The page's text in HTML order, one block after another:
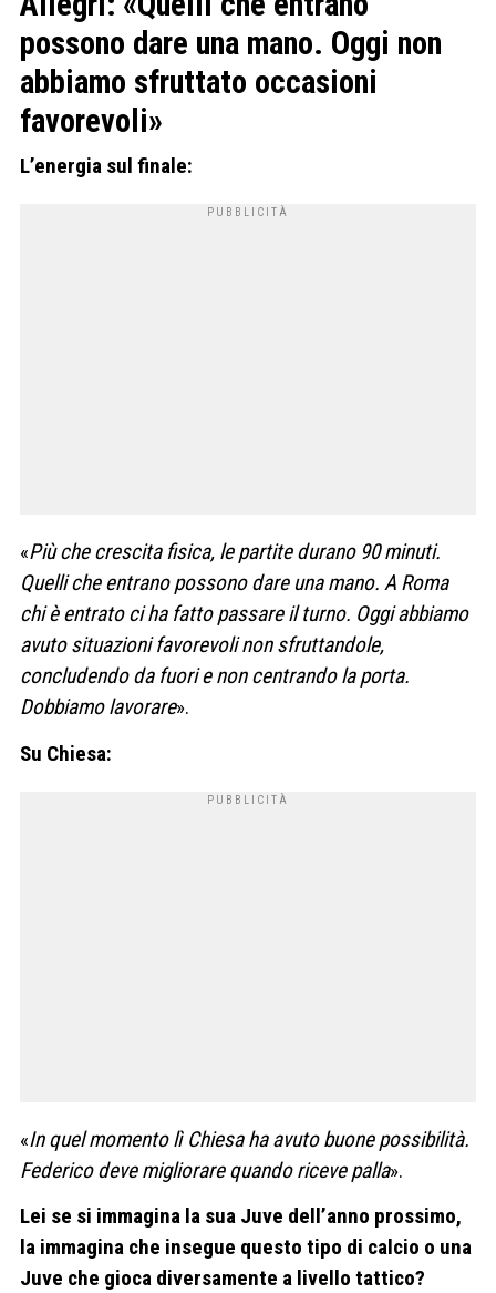
possono dare una mano. Oggi non
abbiamo sfruttato occasioni
favorevoli»
L’energia sul finale:
«Più che crescita fisica, le partite durano 90 minuti.
Quelli che entrano possono dare una mano. A Roma
chi è entrato ci ha fatto passare il turno. Oggi abbiamo
avuto situazioni favorevoli non sfruttandole,
concludendo da fuori e non centrando la porta.
Dobbiamo lavorare».
Su Chiesa:
«In quel momento lì Chiesa ha avuto buone possibilità.
Federico deve migliorare quando riceve palla».
Lei se si immagina la sua Juve dell’anno prossimo,
la immagina che insegue questo tipo di calcio o una
Juve che gioca diversamente a livello tattico?